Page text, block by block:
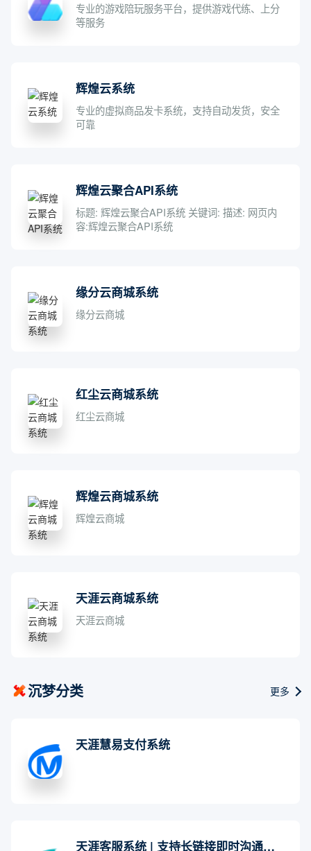
专业的游戏陪玩服务平台，提供游戏代练、上分
等服务
辉煌云系统
专业的虚拟商品发卡系统，支持自动发货，安全
可靠
辉煌云聚合API系统
标题: 辉煌云聚合API系统 关键词: 描述: 网页内
容:辉煌云聚合API系统
缘分云商城系统
缘分云商城
红尘云商城系统
红尘云商城
辉煌云商城系统
辉煌云商城
天涯云商城系统
天涯云商城
沉梦分类 更多
天涯慧易支付系统
天涯客服系统 | 支持长链接即时沟通的自动回复智能客服系统